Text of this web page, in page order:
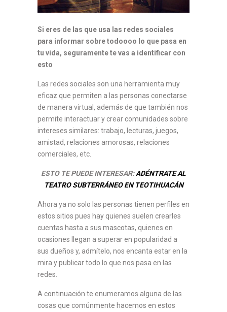
Si eres de las que usa las redes sociales
para informar sobre todoooo lo que pasa en
tu vida, seguramente te vas a identificar con
esto
Las redes sociales son una herramienta muy
eficaz que permiten a las personas conectarse
de manera virtual, además de que también nos
permite interactuar y crear comunidades sobre
intereses similares: trabajo, lecturas, juegos,
amistad, relaciones amorosas, relaciones
comerciales, etc.
ESTO TE PUEDE INTERESAR:ADÉNTRATE AL
TEATRO SUBTERRÁNEO EN TEOTIHUACÁN
Ahora ya no solo las personas tienen perfiles en
estos sitios pues hay quienes suelen crearles
cuentas hasta a sus mascotas, quienes en
ocasiones llegan a superar en popularidad a
sus dueños y, admítelo, nos encanta estar en la
mira y publicar todo lo que nos pasa en las
redes.
A continuación te enumeramos alguna de las
cosas que comúnmente hacemos en estos